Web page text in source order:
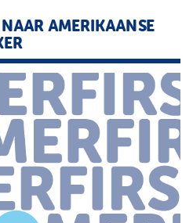
AMERIKAANSE